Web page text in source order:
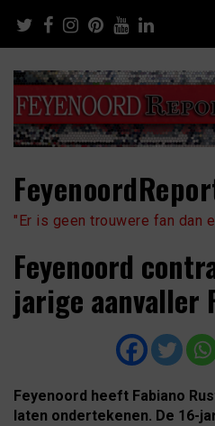
content
"Er is geen trouwere fan dan
Feyenoord
jarige aanvaller
Feyenoord heeft Fabiano
laten ondertekenen. De 16-